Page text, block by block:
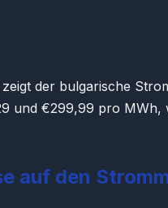
der bulgarische
und €299,99 pro MWh,
auf den